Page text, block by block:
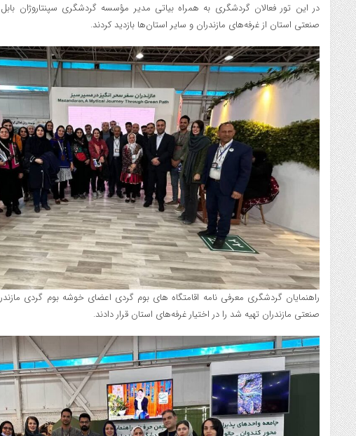
در این تور فعالان گردشگری به همراه بیاتی مدیر مؤسسه گردشگری سپنتاروژان
صنعتی استان از غرفه‌های مازندران و سایر استان‌ها بازدید کردند.
راهنمایان گردشگری معرفی نامه اقامتگاه های بوم گردی اعضای خوشه بوم گردی
صنعتی مازندران تهیه شد را در اختیار غرفه‌های استان قرار دادند.